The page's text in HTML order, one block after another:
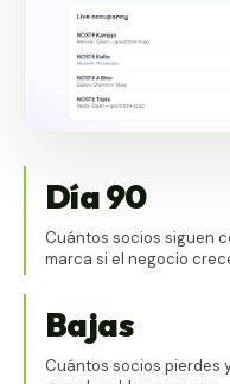
Día 90
Cuántos socios siguen
marca si el negocio
Bajas
Cuántos socios pierdes